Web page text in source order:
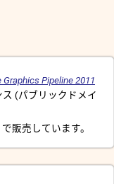
Pipeline 2011
ス (パブリックドメイ
で販売しています。